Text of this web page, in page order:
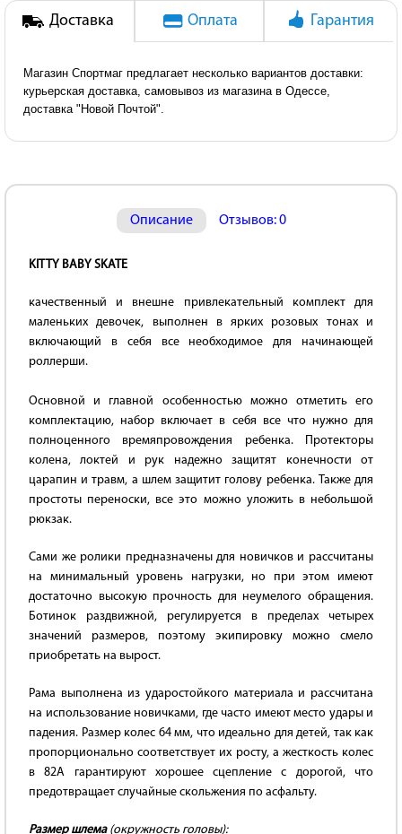
Доставка Оплата Гарантия
Магазин Спортмаг предлагает несколько вариантов доставки:
курьерская доставка, самовывоз из магазина в Одессе,
доставка "Новой Почтой".
Описание Отзывов: 0
KITTY BABY SKATE
качественный и внешне привлекательный комплект для
маленьких девочек, выполнен в ярких розовых тонах и
включающий в себя все необходимое для начинающей
роллерши.
Основной и главной особенностью можно отметить его
комплектацию, набор включает в себя все что нужно для
полноценного времяпровождения ребенка. Протекторы
колена, локтей и рук надежно защитят конечности от
царапин и травм, а шлем защитит голову ребенка. Также для
простоты переноски, все это можно уложить в небольшой
рюкзак.
Сами же ролики предназначены для новичков и рассчитаны
на минимальный уровень нагрузки, но при этом имеют
достаточно высокую прочность для неумелого обращения.
Ботинок раздвижной, регулируется в пределах четырех
значений размеров, поэтому экипировку можно смело
приобретать на вырост.
Рама выполнена из ударостойкого материала и рассчитана
на использование новичками, где часто имеют место удары и
падения. Размер колес 64 мм, что идеально для детей, так как
пропорционально соответствует их росту, а жесткость колес
в 82А гарантируют хорошее сцепление с дорогой, что
предотвращает случайные скольжения по асфальту.
Размер шлема (окружность головы):